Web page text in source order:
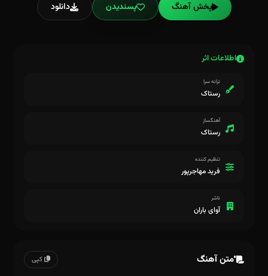
پخش آهنگ پسندیدن دانلود
اطلاعات اثر
ترانه سرا
رستاک
آهنگساز
رستاک
تنظیم کننده
فرید مهاجرپور
ناشر
آوای باران
متن آهنگ کپی